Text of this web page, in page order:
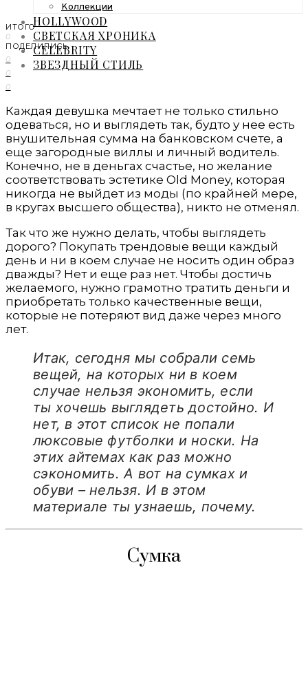
Коллекции
HOLLYWOOD
СВЕТСКАЯ ХРОНИКА
CELEBRITY
ЗВЕЗДНЫЙ СТИЛЬ
ИТОГО
0
ПОДЕЛИЛИСЬ
0
0
0
Каждая девушка мечтает не только стильно
одеваться, но и выглядеть так, будто у нее есть
внушительная сумма на банковском счете, а
еще загородные виллы и личный водитель.
Конечно, не в деньгах счастье, но желание
соответствовать эстетике Old Money, которая
никогда не выйдет из моды (по крайней мере,
в кругах высшего общества), никто не отменял.
Так что же нужно делать, чтобы выглядеть
дорого? Покупать трендовые вещи каждый
день и ни в коем случае не носить один образ
дважды? Нет и еще раз нет. Чтобы достичь
желаемого, нужно грамотно тратить деньги и
приобретать только качественные вещи,
которые не потеряют вид даже через много
лет.
Итак, сегодня мы собрали семь
вещей, на которых ни в коем
случае нельзя экономить, если
ты хочешь выглядеть достойно. И
нет, в этот список не попали
люксовые футболки и носки. На
этих айтемах как раз можно
сэкономить. А вот на сумках и
обуви – нельзя. И в этом
материале ты узнаешь, почему.
Сумка